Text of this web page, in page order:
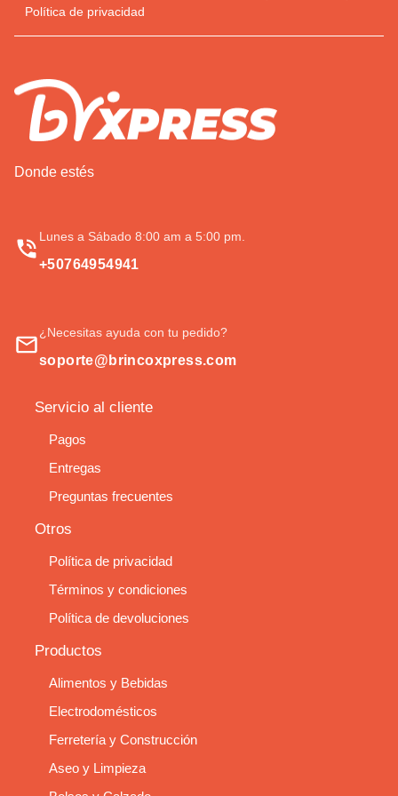
Política de privacidad
Donde estés
Lunes a Sábado 8:00 am a 5:00 pm.
+50764954941
¿Necesitas ayuda con tu pedido?
soporte@brincoxpress.com
Servicio al cliente
Pagos
Entregas
Preguntas frecuentes
Otros
Política de privacidad
Términos y condiciones
Política de devoluciones
Productos
Alimentos y Bebidas
Electrodomésticos
Ferretería y Construcción
Aseo y Limpieza